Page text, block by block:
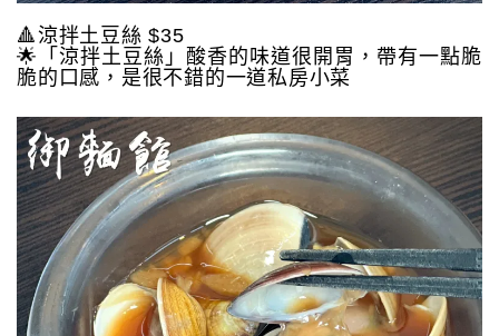
🔺涼拌土豆絲 $35
🌟「涼拌土豆絲」酸香的味道很開胃，帶有一點脆
脆的口感，是很不錯的一道私房小菜